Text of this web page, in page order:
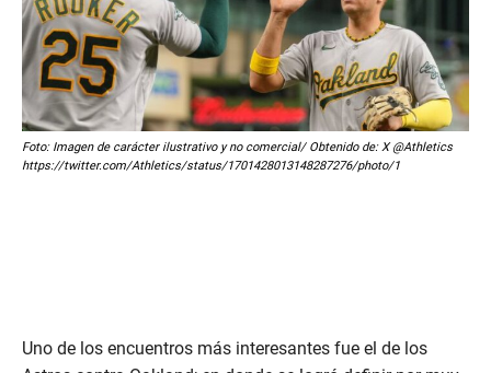
Foto: Imagen de carácter ilustrativo y no comercial/ Obtenido de: X @Athletics
https://twitter.com/Athletics/status/1701428013148287276/photo/1
Uno de los encuentros más interesantes fue el de los